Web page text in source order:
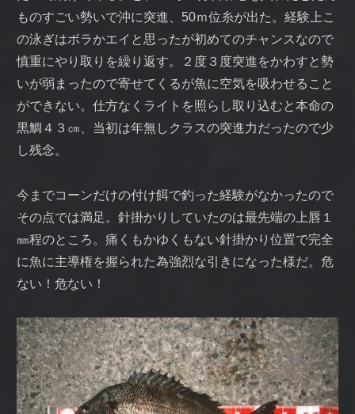
ものすごい勢いで沖に突進、50ｍ位糸が出た。経験上こ
の泳ぎはボラかエイと思ったが初めてのチャンスなので
慎重にやり取りを繰り返す。２度３度突進をかわすと勢
いが弱まったので寄せてくるが魚に空気を吸わせること
ができない。仕方なくライトを照らし取り込むと本命の
黒鯛４３㎝、当初は年無しクラスの突進力だったので少
し残念。
今までコーンだけの付け餌で釣った経験がなかったので
その点では満足。針掛かりしていたのは最先端の上唇１
㎜程のところ。痛くもかゆくもない針掛かり位置で完全
に魚に主導権を握られた為強烈な引きになった様だ。危
ない！危ない！